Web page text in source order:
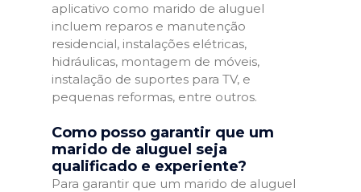
aplicativo como marido de aluguel
incluem reparos e manutenção
residencial, instalações elétricas,
hidráulicas, montagem de móveis,
instalação de suportes para TV, e
pequenas reformas, entre outros.
Como posso garantir que um
marido de aluguel seja
qualificado e experiente?
Para garantir que um marido de aluguel